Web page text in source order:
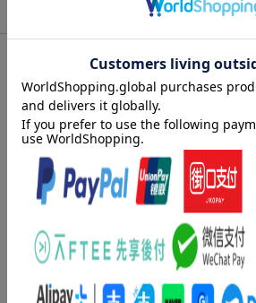
内容紹介（JPROより）
■大人気講師船口先生が現代文読解の「正
代ゼミで大人気の授業そのままの軽やかな
の「正しい基本」をていねいに講義します
も、まずは「正しい基本」を知ることが必
み方がわからない」「現代文はフィーリン
う人にぴったりな1冊です。
■正しい解き方を知ったら、徹底トレーニ
本書は正しい読解法を知るSTEP 1と、正
レーニングするSTEP2の2部からなってい
が“わかった”だけでは “できる”ようにはな